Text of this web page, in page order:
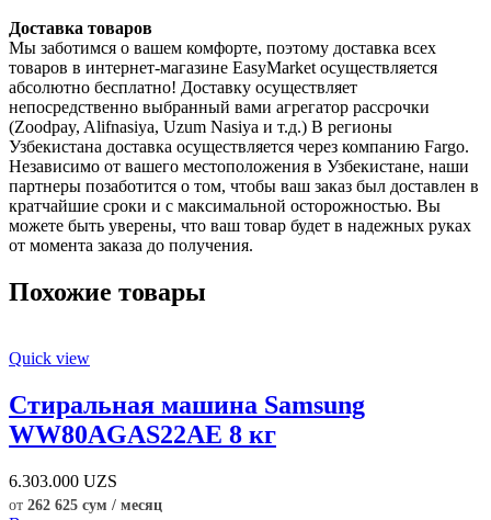
Доставка товаров
Мы заботимся о вашем комфорте, поэтому доставка всех
товаров в интернет-магазине EasyMarket осуществляется
абсолютно бесплатно! Доставку осуществляет
непосредственно выбранный вами агрегатор рассрочки
(Zoodpay, Alifnasiya, Uzum Nasiya и т.д.) В регионы
Узбекистана доставка осуществляется через компанию Fargo.
Независимо от вашего местоположения в Узбекистане, наши
партнеры позаботится о том, чтобы ваш заказ был доставлен в
кратчайшие сроки и с максимальной осторожностью. Вы
можете быть уверены, что ваш товар будет в надежных руках
от момента заказа до получения.
Похожие товары
Quick view
Стиральная машина Samsung
WW80AGAS22AE 8 кг
6.303.000 UZS
от 262 625 сум / месяц